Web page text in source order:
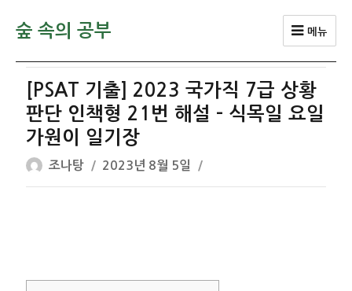
숲 속의 공부 메뉴
[PSAT 기출] 2023 국가직 7급 상황
판단 인책형 21번 해설 – 식목일 요일
가원이 일기장
글
쓴
조나탕
작
성
2023년 8월 5일